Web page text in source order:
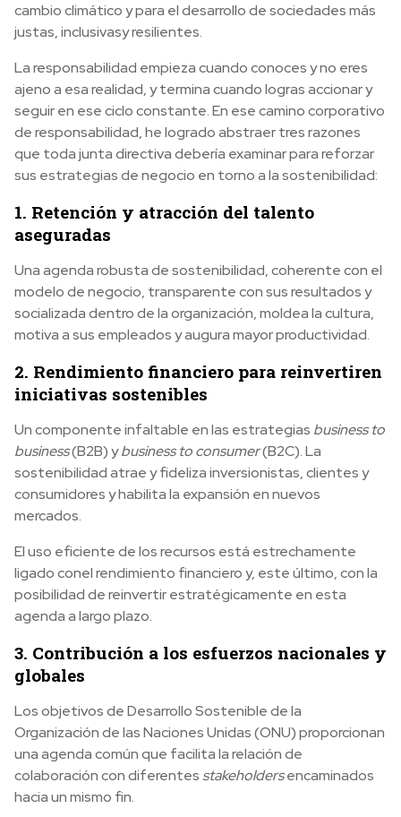
cambio climático y para el desarrollo de sociedades más
justas, inclusivasy resilientes.
La responsabilidad empieza cuando conoces y no eres
ajeno a esa realidad, y termina cuando logras accionar y
seguir en ese ciclo constante. En ese camino corporativo
de responsabilidad, he logrado abstraer tres razones
que toda junta directiva debería examinar para reforzar
sus estrategias de negocio en torno a la sostenibilidad:
1. Retención y atracción del talento
aseguradas
Una agenda robusta de sostenibilidad, coherente con el
modelo de negocio, transparente con sus resultados y
socializada dentro de la organización, moldea la cultura,
motiva a sus empleados y augura mayor productividad.
2. Rendimiento financiero para reinvertiren
iniciativas sostenibles
Un componente infaltable en las estrategias business to
business(B2B) ybusiness to consumer(B2C). La
sostenibilidad atrae y fideliza inversionistas, clientes y
consumidores y habilita la expansión en nuevos
mercados.
El uso eficiente de los recursos está estrechamente
ligado conel rendimiento financiero y, este último, con la
posibilidad de reinvertir estratégicamente en esta
agenda a largo plazo.
3. Contribución a los esfuerzos nacionales y
globales
Los objetivos de Desarrollo Sostenible de la
Organización de las Naciones Unidas (ONU) proporcionan
una agenda común que facilita la relación de
colaboración con diferentesstakeholdersencaminados
hacia un mismo fin.